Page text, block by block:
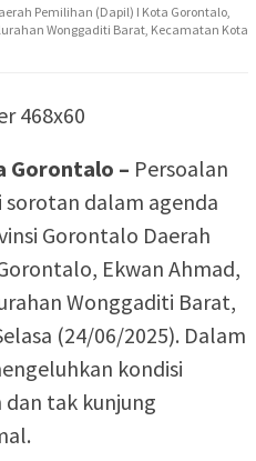
Pemilihan (Dapil) I Kota Gorontalo,
Wonggaditi Barat, Kecamatan Kota
Gorontalo – Persoalan
dalam agenda
Gorontalo Daerah
Ekwan Ahmad,
Wonggaditi Barat,
(24/06/2025). Dalam
kondisi
tak kunjung